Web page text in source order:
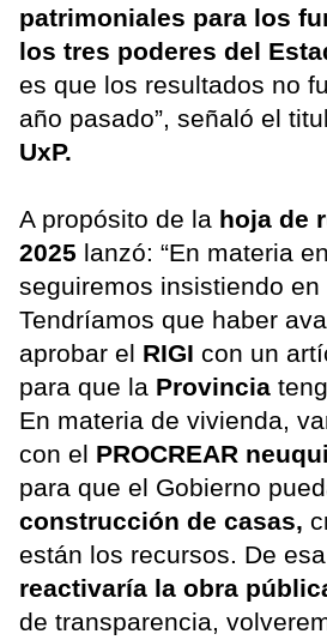
patrimoniales para los
los tres poderes del
es que los resultados no
año pasado”, señaló el
UxP.
A propósito de la hoja de
2025 lanzó: “En materia
seguiremos insistiendo en
Tendríamos que haber
aprobar el RIGI con un
para que la Provincia
En materia de vivienda,
con el PROCREAR
para que el Gobierno
construcción de casas,
están los recursos. De
reactivaría la obra
de transparencia,